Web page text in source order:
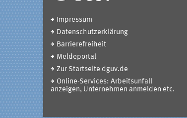
Impressum
Datenschutzerklärung
Barrierefreiheit
Meldeportal
Zur Startseite dguv.de
Online-Services: Arbeitsunfall
anzeigen, Unternehmen anmelden etc.